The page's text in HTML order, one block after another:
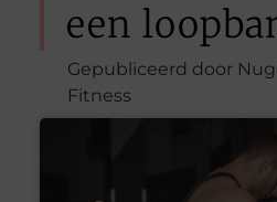
een
Gepubliceerd door
Fitness